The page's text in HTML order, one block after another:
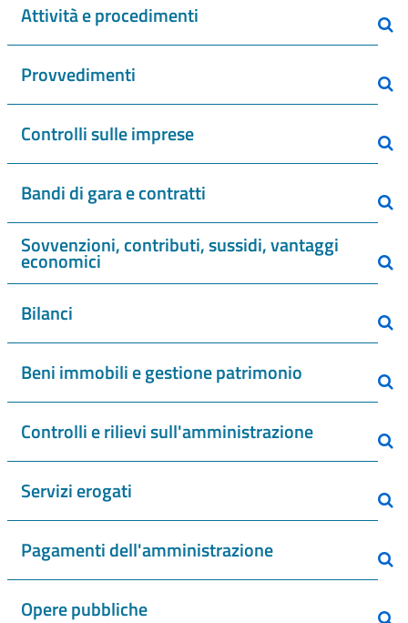
Attività e procedimenti
Provvedimenti
Controlli sulle imprese
Bandi di gara e contratti
Sovvenzioni, contributi, sussidi, vantaggi
economici
Bilanci
Beni immobili e gestione patrimonio
Controlli e rilievi sull'amministrazione
Servizi erogati
Pagamenti dell'amministrazione
Opere pubbliche